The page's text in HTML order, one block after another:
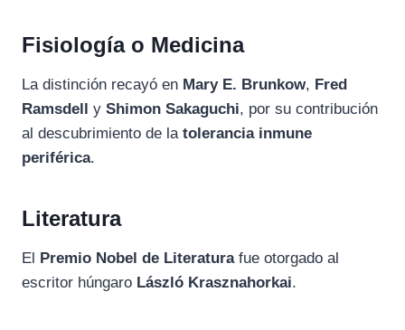
Fisiología o Medicina
La distinción recayó en Mary E. Brunkow, Fred
Ramsdell y Shimon Sakaguchi, por su contribución
al descubrimiento de la tolerancia inmune
periférica.
Literatura
El Premio Nobel de Literaturafue otorgado al
escritor húngaro László Krasznahorkai.